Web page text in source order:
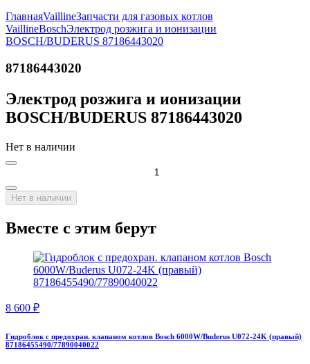
ГлавнаяVaillineЗапчасти для газовых котлов
VaillineBoschЭлектрод розжига и ионизации
BOSCH/BUDERUS 87186443020
87186443020
Электрод розжига и ионизации
BOSCH/BUDERUS 87186443020
Нет в наличии
Нет в наличии
Вместе с этим берут
8 600 ₽
Гидроблок с предохран. клапаном котлов Bosch 6000W/Buderus U072-24K (правый)
87186455490/77890040022